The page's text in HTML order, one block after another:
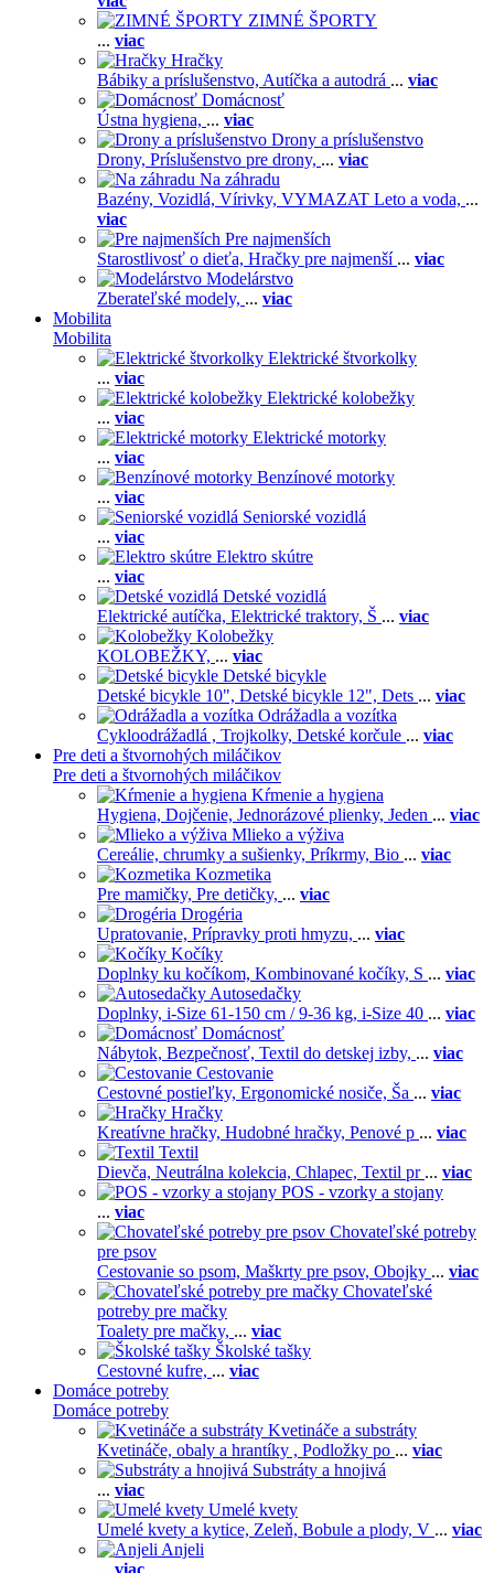
ZIMNÉ ŠPORTY
... viac
Hračky
Bábiky a príslušenstvo, Autíčka a autodrá ... viac
Domácnosť
Ústna hygiena, ... viac
Drony a príslušenstvo
Drony, Príslušenstvo pre drony, ... viac
Na záhradu
Bazény, Vozidlá, Vírivky, VYMAZAT Leto a voda, ...
viac
Pre najmenších
Starostlivosť o dieťa, Hračky pre najmenší ... viac
Modelárstvo
Zberateľské modely, ... viac
Mobilita
Mobilita
Elektrické štvorkolky
... viac
Elektrické kolobežky
... viac
Elektrické motorky
... viac
Benzínové motorky
... viac
Seniorské vozidlá
... viac
Elektro skútre
... viac
Detské vozidlá
Elektrické autíčka, Elektrické traktory, Š ... viac
Kolobežky
KOLOBEŽKY, ... viac
Detské bicykle
Detské bicykle 10", Detské bicykle 12", Dets ... viac
Odrážadla a vozítka
Cykloodrážadlá , Trojkolky, Detské korčule ... viac
Pre deti a štvornohých miláčikov
Pre deti a štvornohých miláčikov
Kŕmenie a hygiena
Hygiena, Dojčenie, Jednorázové plienky, Jeden ... viac
Mlieko a výživa
Cereálie, chrumky a sušienky, Príkrmy, Bio ... viac
Kozmetika
Pre mamičky, Pre detičky, ... viac
Drogéria
Upratovanie, Prípravky proti hmyzu, ... viac
Kočíky
Doplnky ku kočíkom, Kombinované kočíky, S ... viac
Autosedačky
Doplnky, i-Size 61-150 cm / 9-36 kg, i-Size 40 ... viac
Domácnosť
Nábytok, Bezpečnosť, Textil do detskej izby, ... viac
Cestovanie
Cestovné postieľky, Ergonomické nosiče, Ša ... viac
Hračky
Kreatívne hračky, Hudobné hračky, Penové p ... viac
Textil
Dievča, Neutrálna kolekcia, Chlapec, Textil pr ... viac
POS - vzorky a stojany
... viac
Chovateľské potreby
pre psov
Cestovanie so psom, Maškrty pre psov, Obojky ... viac
Chovateľské
potreby pre mačky
Toalety pre mačky, ... viac
Školské tašky
Cestovné kufre, ... viac
Domáce potreby
Domáce potreby
Kvetináče a substráty
Kvetináče, obaly a hrantíky , Podložky po ... viac
Substráty a hnojivá
... viac
Umelé kvety
Umelé kvety a kytice, Zeleň, Bobule a plody, V ... viac
Anjeli
... viac